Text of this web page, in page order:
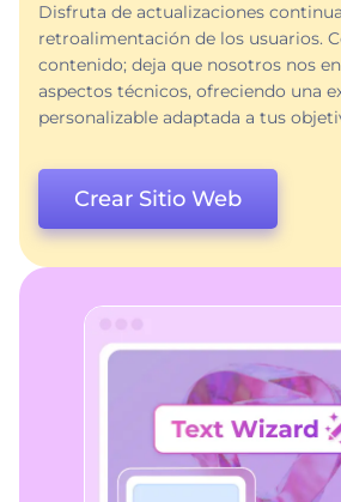
Disfruta de actualizaciones
retroalimentación de los usuarios.
contenido; deja que nosotros nos
aspectos técnicos, ofreciendo una
personalizable adaptada a tus
Crear Sitio Web